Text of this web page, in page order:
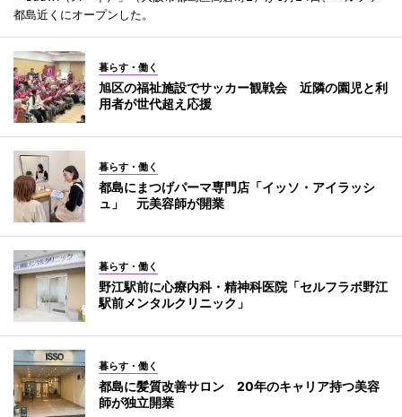
都島近くにオープンした。
暮らす・働く
旭区の福祉施設でサッカー観戦会 近隣の園児と利
用者が世代超え応援
暮らす・働く
都島にまつげパーマ専門店「イッソ・アイラッシ
ュ」 元美容師が開業
暮らす・働く
野江駅前に心療内科・精神科医院「セルフラボ野江
駅前メンタルクリニック」
暮らす・働く
都島に髪質改善サロン 20年のキャリア持つ美容
師が独立開業